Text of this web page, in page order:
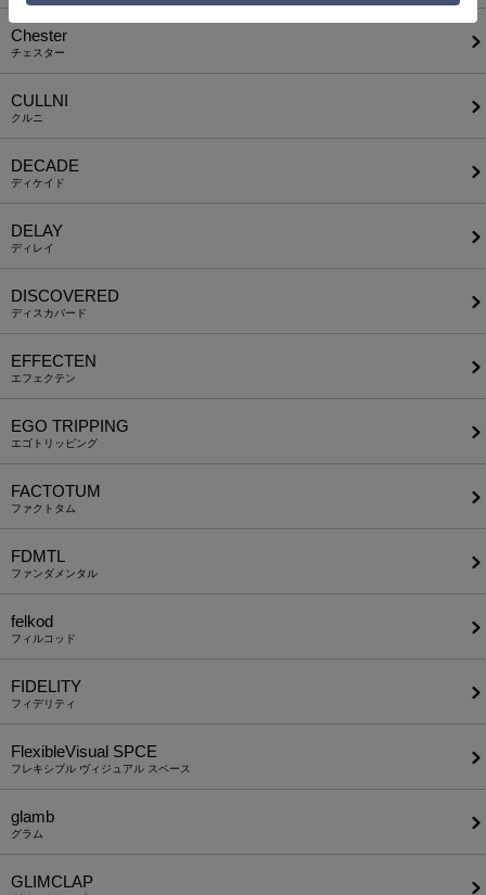
Chester
チェスター
CULLNI
クルニ
DECADE
ディケイド
DELAY
ディレイ
DISCOVERED
ディスカバード
EFFECTEN
エフェクテン
EGO TRIPPING
エゴトリッピング
FACTOTUM
ファクトタム
FDMTL
ファンダメンタル
felkod
フィルコッド
FIDELITY
フィデリティ
FlexibleVisual SPCE
フレキシブル ヴィジュアル スペース
glamb
グラム
GLIMCLAP